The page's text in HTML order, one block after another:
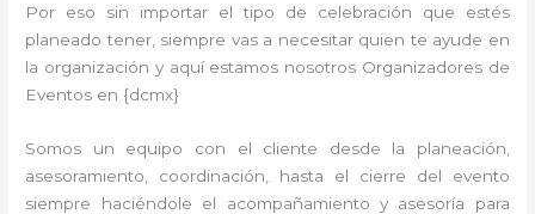
Por eso sin importar el tipo de celebración que estés
planeado tener, siempre vas a necesitar quien te ayude en
la organización y aquí estamos nosotros Organizadores de
Eventos en {dcmx}
Somos un equipo con el cliente desde la planeación,
asesoramiento, coordinación, hasta el cierre del evento
siempre haciéndole el acompañamiento y asesoría para